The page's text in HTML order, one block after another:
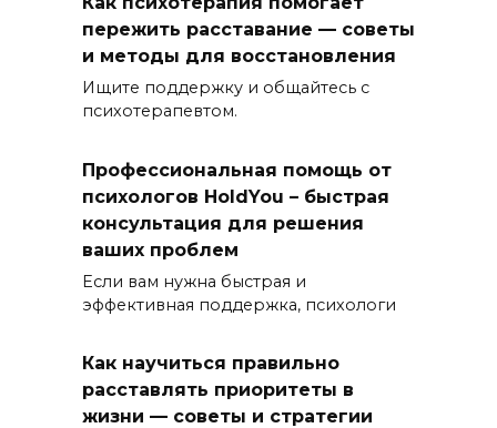
пережить расставание — советы
и методы для восстановления
Ищите поддержку и общайтесь с
психотерапевтом.
Профессиональная помощь от
психологов HoldYou – быстрая
консультация для решения
ваших проблем
Если вам нужна быстрая и
эффективная поддержка, психологи
Как научиться правильно
расставлять приоритеты в
жизни — советы и стратегии